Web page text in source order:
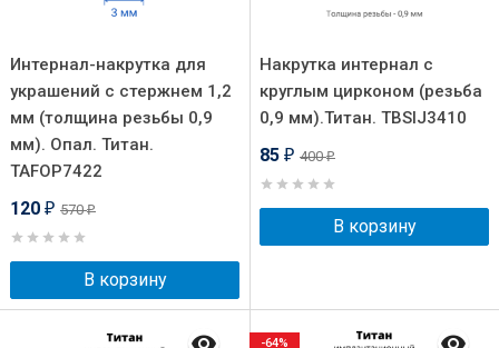
Интернал-накрутка для
украшений с стержнем 1,2
мм (толщина резьбы 0,9
мм). Опал. Титан.
TAFOP7422
120 ₽ 570₽
В корзину
Накрутка интернал c
круглым цирконом (резьба
0,9 мм).Титан. TBSIJ3410
85 ₽ 400₽
В корзину
-64%